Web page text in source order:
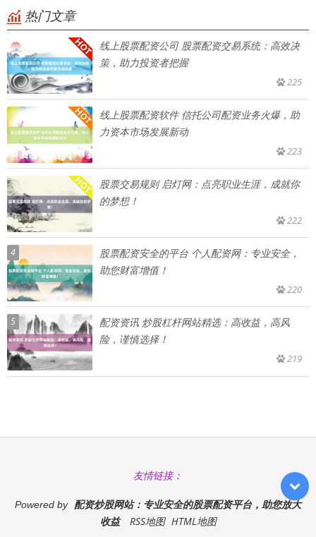
热门文章
线上股票配资公司 股票配资交易系统：高效决
策，助力投资者把握
225
线上股票配资软件 信托公司配资业务火爆，助
力资本市场发展新动
223
股票交易规则 启灯网：点亮职业生涯，成就你
的梦想！
222
4
股票配资安全的平台 个人配资网：专业安全，
助您财富增值！
220
5
配资资讯 炒股杠杆网站精选：高收益，高风
险，谨慎选择！
219
友情链接：
Powered by 配资炒股网站：专业安全的股票配资平台，助您放大
收益
RSS地图 HTML地图